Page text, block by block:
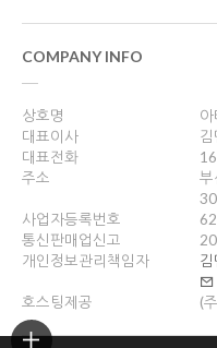
COMPANY INFO
상호명
대표이사
김
대표전화
주소
부
사업자등록번호
통신판매업신고
개인정보관리책임자
김
호스팅제공
(